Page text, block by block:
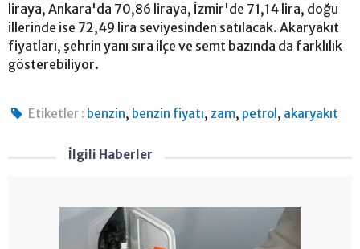
liraya, Ankara'da 70,86 liraya, İzmir'de 71,14 lira, doğu
illerinde ise 72,49 lira seviyesinden satılacak. Akaryakıt
fiyatları, şehrin yanı sıra ilçe ve semt bazında da farklılık
gösterebiliyor.
Etiketler : benzin, benzin fiyatı,zam, petrol , akaryakıt
İlgili Haberler